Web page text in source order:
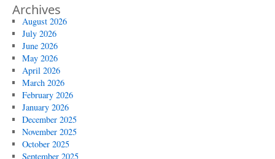
Archives
August 2026
July 2026
June 2026
May 2026
April 2026
March 2026
February 2026
January 2026
December 2025
November 2025
October 2025
September 2025